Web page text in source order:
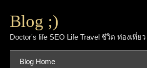
Blog ;)
Doctor's life SEO Life Travel ชีวิต ท่องเที่ย
Blog Home